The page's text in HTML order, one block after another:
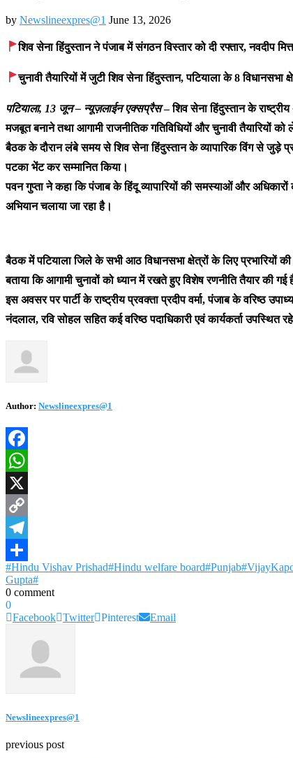
by Newslineexpres@1 June 13, 2026
शिव सेना हिंदुस्तान ने पंजाब में संगठन विस्तार को दी रफ्तार, नवदीप
चुनावी तैयारियों में जुटी शिव सेना हिंदुस्तान, पटियाला के 8 विधानसभा
पटियाला, 13 जून – न्यूज़लाईन एक्सप्रैस– शिव सेना हिंदुस्तान के
मजबूत बनाने तथा आगामी राजनीतिक गतिविधियों और चुनावी तैयारियों
बैठक के दौरान लंबे समय से शिव सेना हिंदुस्तान के व्यापारिक विंग से जुड़े
पटका भेंट कर सम्मानित किया।
पवन गुप्ता ने कहा कि पंजाब के हिंदू व्यापारियों की समस्याओं और
अभियान चलाया जा रहा है।
बैठक में पटियाला जिले के सभी आठ विधानसभा क्षेत्रों के लिए प्रभारियों
बताया कि आगामी चुनावों को ध्यान में रखते हुए विशेष रणनीति तैयार
इस अवसर पर पार्टी के राष्ट्रीय प्रवक्ता प्रदीप वर्मा, पंजाब के वरिष्ठ
नंदलाल, रवि सोहल सहित कई वरिष्ठ पदाधिकारी एवं कार्यकर्ता उपस्थित
Author: Newslineexpres@1
Facebook
WhatsApp
X
Copy
Link
Telegram
Share
#Hindu Vishav Prishad#Hindu welfare
Gupta#
0 comment
0
Facebook Twitter Pinterest Email
Newslineexpres@1
previous post